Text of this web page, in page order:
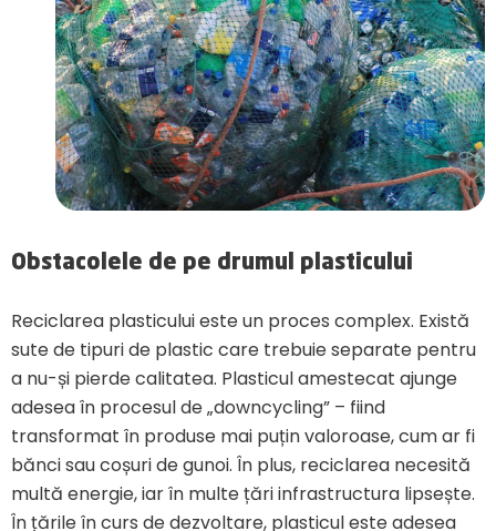
Obstacolele de pe drumul plasticului
Reciclarea plasticului este un proces complex. Există
sute de tipuri de plastic care trebuie separate pentru
a nu-și pierde calitatea. Plasticul amestecat ajunge
adesea în procesul de „downcycling” – fiind
transformat în produse mai puțin valoroase, cum ar fi
bănci sau coșuri de gunoi. În plus, reciclarea necesită
multă energie, iar în multe țări infrastructura lipsește.
În țările în curs de dezvoltare, plasticul este adesea